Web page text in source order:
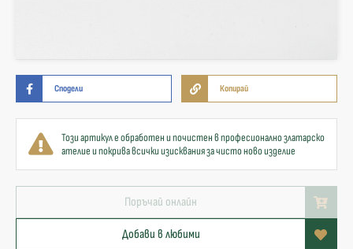
Сподели Копирай
Този артикул е обработен и почистен в професионално златарско
ателие и покрива всички изисквания за чисто ново изделие
Поръчай онлайн
Добави в любими